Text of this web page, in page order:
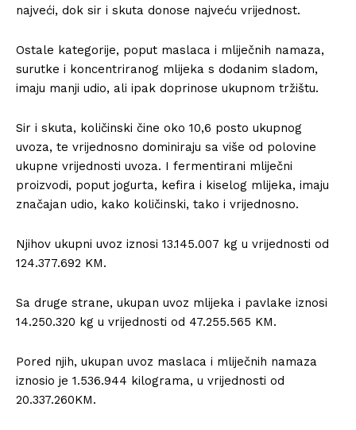
najveći, dok sir i skuta donose najveću vrijednost.
Ostale kategorije, poput maslaca i mliječnih namaza,
surutke i koncentriranog mlijeka s dodanim sladom,
imaju manji udio, ali ipak doprinose ukupnom tržištu.
Sir i skuta, količinski čine oko 10,6 posto ukupnog
uvoza, te vrijednosno dominiraju sa više od polovine
ukupne vrijednosti uvoza. I fermentirani mliječni
proizvodi, poput jogurta, kefira i kiselog mlijeka, imaju
značajan udio, kako količinski, tako i vrijednosno.
Njihov ukupni uvoz iznosi 13.145.007 kg u vrijednosti od
124.377.692 KM.
Sa druge strane, ukupan uvoz mlijeka i pavlake iznosi
14.250.320 kg u vrijednosti od 47.255.565 KM.
Pored njih, ukupan uvoz maslaca i mliječnih namaza
iznosio je 1.536.944 kilograma, u vrijednosti od
20.337.260KM.